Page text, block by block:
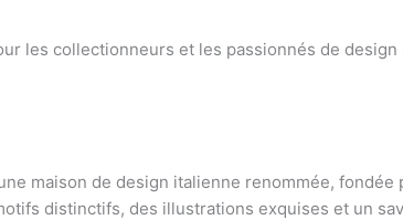
les collectionneurs et les passionnés de
maison de design italienne renommée,
distinctifs, des illustrations exquises et un